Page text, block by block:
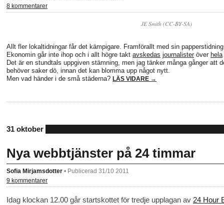
8 kommentarer
JE Smith (CC-BY-SA)
Allt fler lokaltidningar får det kämpigare. Framförallt med sin
Ekonomin går inte ihop och i allt högre takt avskedas journalister över hela
Det är en stundtals uppgiven stämning, men jag tänker många gånger att
behöver saker dö, innan det kan blomma upp något nytt.
Men vad händer i de små städerna? LÄS VIDARE →
31 oktober
Nya webbtjänster på 24 timmar
Sofia Mirjamsdotter • Publicerad 31/10 2011
9 kommentarer
Idag klockan 12.00 går startskottet för tredje upplagan av 24 Hour